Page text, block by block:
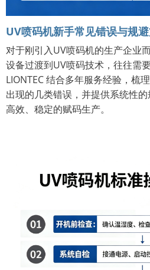
UV喷码机新手常见错误与规
对于刚引入UV喷码机的生产企业
设备过渡到UV喷码技术，往往需
LIONTEC 结合多年服务经验，梳
出现的几类错误，并提供系统性
高效、稳定的赋码生产。